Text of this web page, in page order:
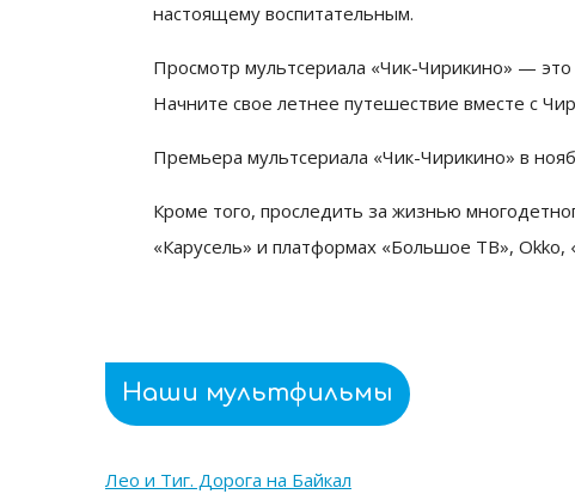
настоящему воспитательным.
Просмотр мультсериала «Чик-Чирикино» —
Начните свое летнее путешествие вместе с
Премьера мультсериала «Чик-Чирикино» в
Кроме того, проследить за жизнью
«Карусель» и платформах «Большое ТВ», Okko,
Наши мультфильмы
Лео и Тиг. Дорога на Байкал